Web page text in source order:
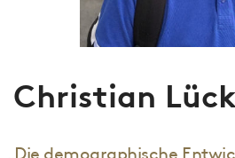
Christian
„Die demographische